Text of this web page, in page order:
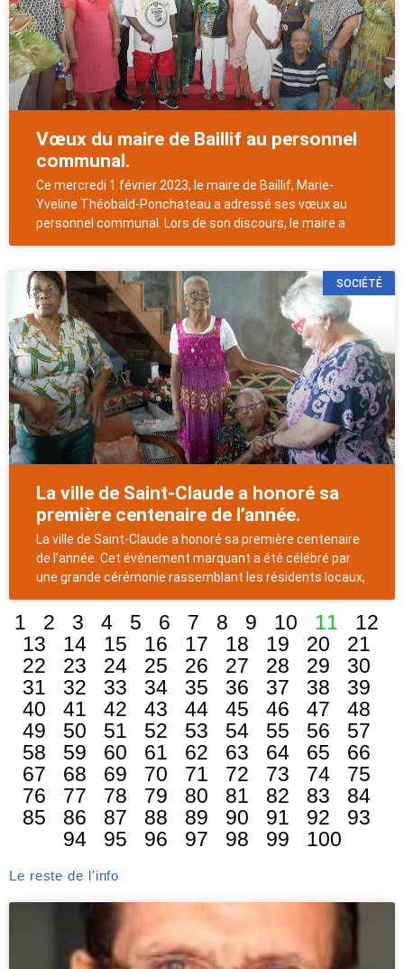
Vœux du maire de Baillif au personnel
communal.
Ce mercredi 1 février 2023, le maire de Baillif, Marie-
Yveline Théobald-Ponchateau a adressé ses vœux au
personnel communal. Lors de son discours, le maire a
SOCIÉTÉ
La ville de Saint-Claude a honoré sa
première centenaire de l’année.
La ville de Saint-Claude a honoré sa première centenaire
de l’année. Cet événement marquant a été célébré par
une grande cérémonie rassemblant les résidents locaux,
1 2 3 4 5 6 7 8 9 10 11
12
13
14 15 16 17 18 19 20
21
22
23 24 25 26 27 28 29
30
31
32 33 34 35 36 37 38
39
40
41 42 43 44 45 46 47
48
49
50 51 52 53 54 55 56
57
58
59 60 61 62 63 64 65
66
67
68 69 70 71 72 73 74
75
76
77 78 79 80 81 82 83
84
85
86 87 88 89 90 91 92
93
94
95 96 97 98 99 100
Le reste de l'info